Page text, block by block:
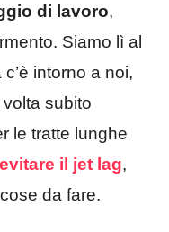
di lavoro,
Siamo lì al
intorno a noi,
subito
le tratte lunghe
il jet lag,
da fare.